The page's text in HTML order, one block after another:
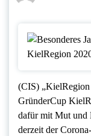
(CIS) „KielRegion
GründerCup
dafür mit Mut und
derzeit der